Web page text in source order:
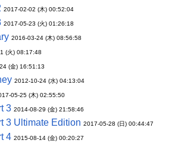
2017-02-02 (木) 00:52:04
2017-05-23 (火) 01:26:18
2016-03-24 (木) 08:56:58
(火) 08:17:48
(金) 16:51:13
2012-10-24 (水) 04:13:04
05-25 (木) 02:55:50
3 2014-08-29 (金) 21:58:46
3 Ultimate Edition 2017-05-28 (日) 00:44:47
4 2015-08-14 (金) 00:20:27